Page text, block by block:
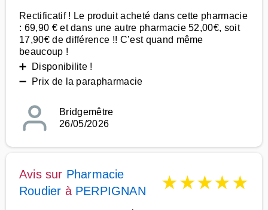
Rectificatif ! Le produit acheté dans cette pharmacie
: 69,90 € et dans une autre pharmacie 52,00€, soit
17,90€ de différence !! C’est quand même
beaucoup !
➕ Disponibilite !
➖ Prix de la parapharmacie
Bridgemêtre
26/05/2026
Avis sur Pharmacie
Roudier à PERPIGNAN ★★★★★